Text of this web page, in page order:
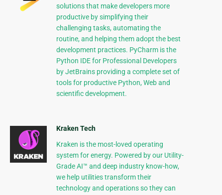
solutions that make developers more
productive by simplifying their
challenging tasks, automating the
routine, and helping them adopt the best
development practices. PyCharm is the
Python IDE for Professional Developers
by JetBrains providing a complete set of
tools for productive Python, Web and
scientific development.
Kraken Tech
Kraken is the most-loved operating
system for energy. Powered by our Utility-
Grade AI™ and deep industry know-how,
we help utilities transform their
technology and operations so they can